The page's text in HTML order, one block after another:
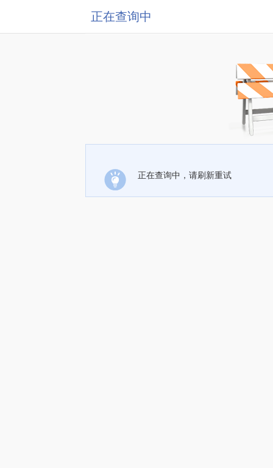
正在查询中
正在查询中，请刷新重试